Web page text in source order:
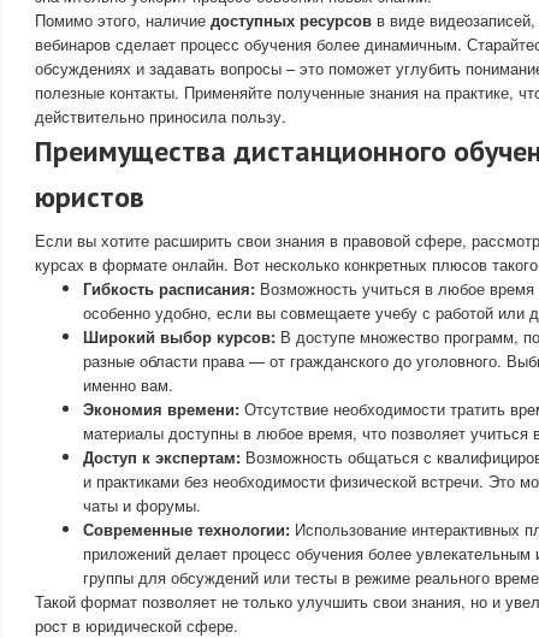
Помимо этого, наличие доступных ресурсов в виде
вебинаров сделает процесс обучения более динамичным.
обсуждениях и задавать вопросы – это поможет углубить
полезные контакты. Применяйте полученные знания на практике,
действительно приносила пользу.
Преимущества дистанционного
юристов
Если вы хотите расширить свои знания в правовой сфере,
курсах в формате онлайн. Вот несколько конкретных плюсов
Гибкость расписания: Возможность учиться в любое
особенно удобно, если вы совмещаете учебу с работой или
Широкий выбор курсов: В доступе множество программ,
разные области права — от гражданского до уголовного.
именно вам.
Экономия времени: Отсутствие необходимости тратить
материалы доступны в любое время, что позволяет учиться
Доступ к экспертам: Возможность общаться с
и практиками без необходимости физической встречи. Это
чаты и форумы.
Современные технологии: Использование интерактивных
приложений делает процесс обучения более
группы для обсуждений или тесты в режиме реального
Такой формат позволяет не только улучшить свои знания, но и
рост в юридической сфере.